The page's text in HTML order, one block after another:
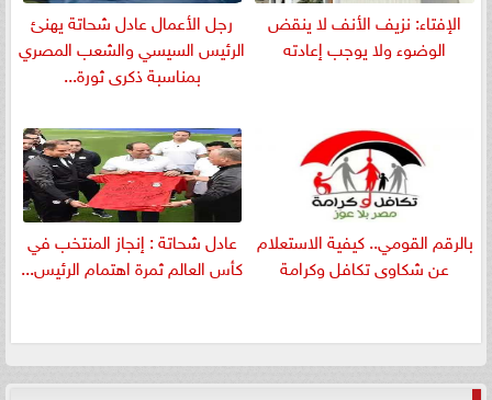
الإفتاء: نزيف الأنف لا ينقض
الوضوء ولا يوجب إعادته
رجل الأعمال عادل شحاتة يهنئ
الرئيس السيسي والشعب المصري
بمناسبة ذكرى ثورة...
بالرقم القومي.. كيفية الاستعلام
عن شكاوى تكافل وكرامة
عادل شحاتة : إنجاز المنتخب في
كأس العالم ثمرة اهتمام الرئيس...